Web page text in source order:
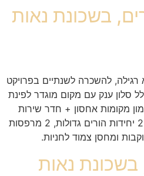
7 חדרים, בשכונת נאות
לא רגילה, להשכרה לשנתיים בפרויקט
סלון ענק עם מקום מוגדר לפינת
מקומות אחסון + חדר שירות
בצמוד. 6 חדרי שינה ענקיים, 2 יחידות הורים גדולות, 2 מרפסות
בשכונת נאות